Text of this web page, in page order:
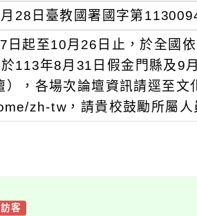
28日臺教國署國字第
日起至10月26日止，於全國
113年8月31日假金門縣及9
），各場次論壇資訊請逕至
zh-tw，請貴校鼓勵所屬人
訪客